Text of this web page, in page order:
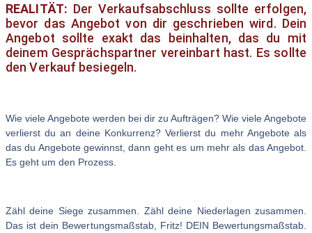
REALITÄT: Der Verkaufsabschluss sollte erfolgen,
bevor das Angebot von dir geschrieben wird. Dein
Angebot sollte exakt das beinhalten, das du mit
deinem Gesprächspartner vereinbart hast. Es sollte
den Verkauf besiegeln.
Wie viele Angebote werden bei dir zu Aufträgen? Wie viele Angebote
verlierst du an deine Konkurrenz? Verlierst du mehr Angebote als
das du Angebote gewinnst, dann geht es um mehr als das Angebot.
Es geht um den Prozess.
Zähl deine Siege zusammen. Zähl deine Niederlagen zusammen.
Das ist dein Bewertungsmaßstab, Fritz! DEIN Bewertungsmaßstab.